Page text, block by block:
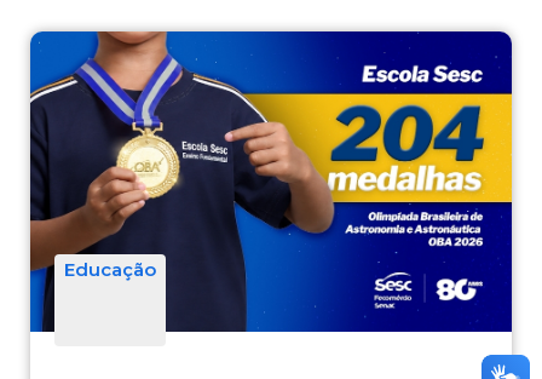
Educação